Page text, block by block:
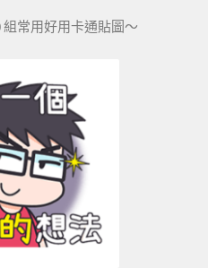
常用好用卡通貼圖～